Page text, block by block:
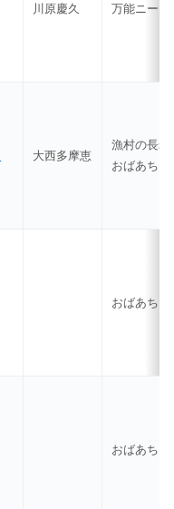
川原慶久 万能ニート
大西多摩恵
漁村の長老
おばあち
おばあち
おばあち